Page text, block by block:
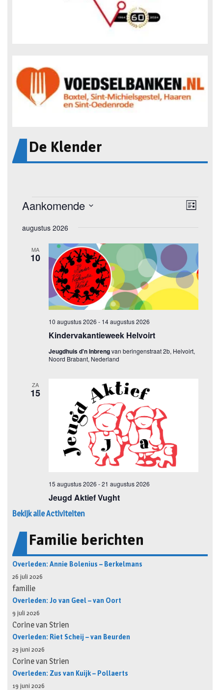
De Klender
Bekijk alle Activiteiten
Familie berichten
Overleden: Annie Bolenius – Berkelmans
26 juli 2026
familie
Overleden: Jo van Geel – van Oort
9 juli 2026
Corine van Strien
Overleden: Riet Scheij – van Beurden
29 juni 2026
Corine van Strien
Overleden: Zus van Kuijk – Pollaerts
19 juni 2026